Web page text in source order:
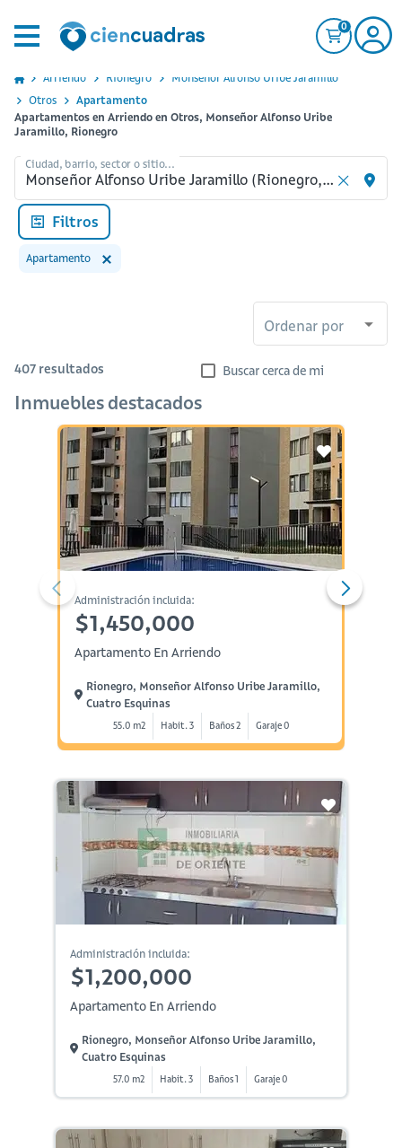
0
Arriendo Rionegro
Monsenor Alfonso Uribe Jaramillo
Otros
Apartamento
Apartamentos en Arriendo en Otros, Monseñor Alfonso Uribe
Jaramillo, Rionegro
Ciudad, barrio, sector o sitio...
Filtros
Apartamento
Ordenar por
407 resultados Buscar cerca de mi
Inmuebles destacados
Administración incluida:
$1,450,000
Apartamento En Arriendo
Rionegro, Monseñor Alfonso Uribe Jaramillo,
Cuatro Esquinas
55.0 m2 Habit. 3 Baños 2 Garaje 0
Administración incluida:
$1,200,000
Apartamento En Arriendo
Rionegro, Monseñor Alfonso Uribe Jaramillo,
Cuatro Esquinas
57.0 m2 Habit. 3 Baños 1 Garaje 0